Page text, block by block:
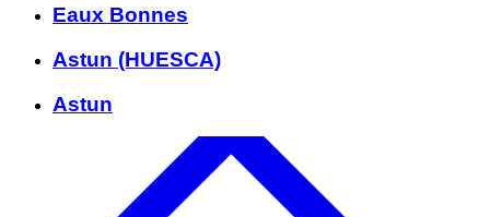
Eaux Bonnes
Astun (HUESCA)
Astun